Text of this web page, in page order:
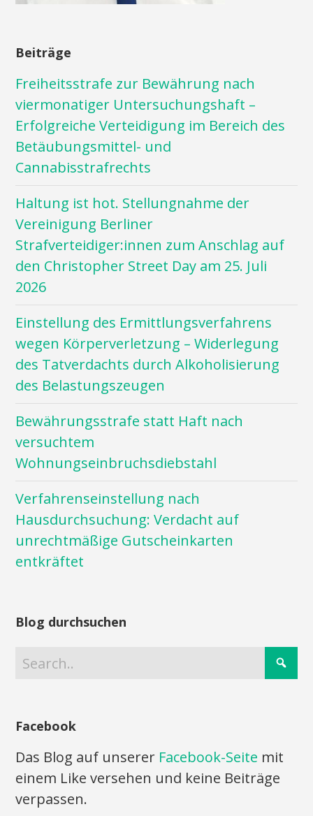
Beiträge
Freiheitsstrafe zur Bewährung nach
viermonatiger Untersuchungshaft –
Erfolgreiche Verteidigung im Bereich des
Betäubungsmittel- und
Cannabisstrafrechts
Haltung ist hot. Stellungnahme der
Vereinigung Berliner
Strafverteidiger:innen zum Anschlag auf
den Christopher Street Day am 25. Juli
2026
Einstellung des Ermittlungsverfahrens
wegen Körperverletzung – Widerlegung
des Tatverdachts durch Alkoholisierung
des Belastungszeugen
Bewährungsstrafe statt Haft nach
versuchtem
Wohnungseinbruchsdiebstahl
Verfahrenseinstellung nach
Hausdurchsuchung: Verdacht auf
unrechtmäßige Gutscheinkarten
entkräftet
Blog durchsuchen
Facebook
Das Blog auf unserer Facebook-Seite mit
einem Like versehen und keine Beiträge
verpassen.